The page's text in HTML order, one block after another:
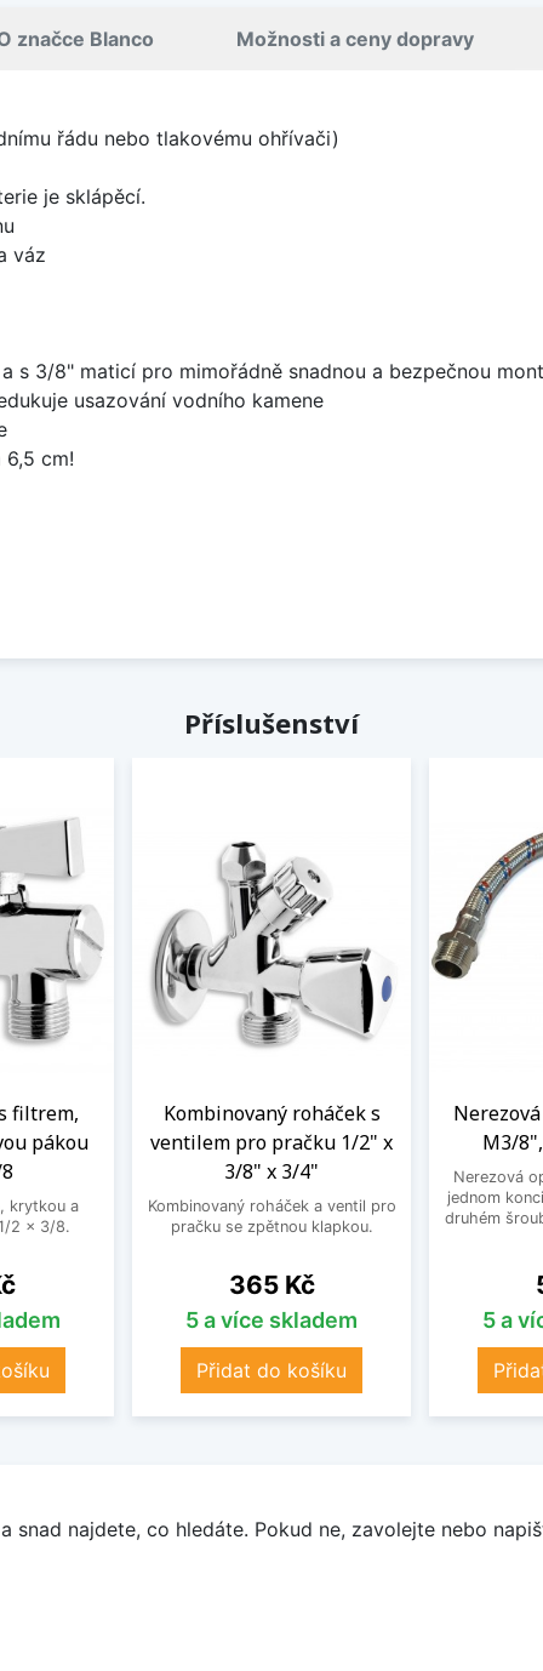
značce Blanco Možnosti a ceny dopravy
řádu nebo tlakovému ohřívači)
je sklápěcí.
váz
s 3/8" maticí pro mimořádně snadnou a bezpečnou
usazování vodního kamene
6,5 cm!
Příslušenství
filtrem,
pákou
krytkou a
2 x 3/8.
Kombinovaný roháček s
ventilem pro pračku 1/2" x
3/8" x 3/4"
Kombinovaný roháček a ventil pro
pračku se zpětnou klapkou.
Cena
365 Kč
5 a více skladem
Přidat do košíku
M3/
Nerezová
jednom
druhém
5 a
snad najdete, co hledáte. Pokud ne, zavolejte nebo